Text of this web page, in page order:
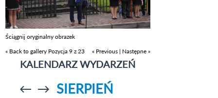
Ściągnij oryginalny obrazek
« Back to gallery Pozycja 9 z 23 « Previous | Następne »
KALENDARZ WYDARZEŃ
Przejdź doPrzejdź do
SIERPIEŃ